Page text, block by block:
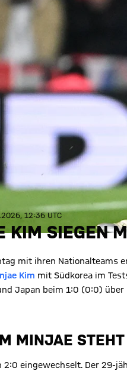
12:36 UTC
KIM SIEGEN
mit ihren Nationalteams
Kim mit Südkorea im
Japan beim 1:0 (0:0)
MINJAE
eingewechselt. Der 29-